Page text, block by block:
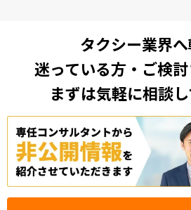
タクシー業界
迷っている方・ご検
まずは気軽に相談し